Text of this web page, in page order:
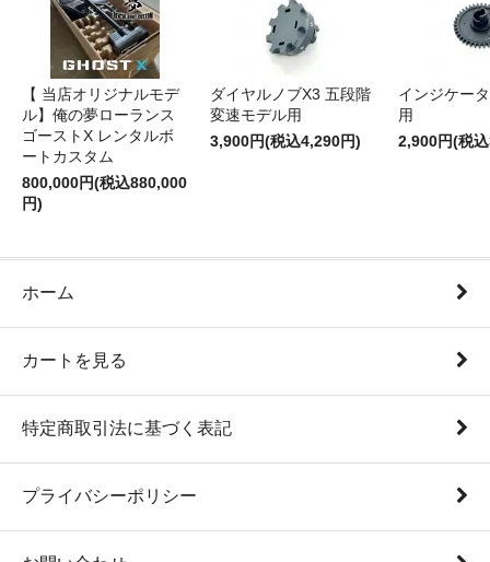
【 当店オリジナルモデ
ル】俺の夢ローランス
ゴーストX レンタルボ
ートカスタム
800,000円(税込880,000
円)
ダイヤルノブX3 五段階
変速モデル用
3,900円(税込4,290円)
インジケー
用
2,900円(税
ホーム
カートを見る
特定商取引法に基づく表記
プライバシーポリシー